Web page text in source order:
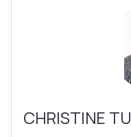
CHRISTINE